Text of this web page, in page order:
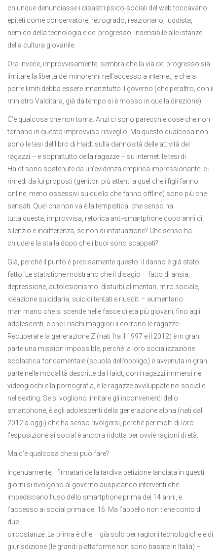
chiunque denunciasse i disastri psico-sociali del web toccavano
epiteti come conservatore, retrogrado, reazionario, luddista,
nemico della tecnologia e del progresso, insensibile alle istanze
della cultura giovanile.
Ora invece, improvvisamente, sembra che la via del progresso sia
limitare la libertà dei minorenni nell’accesso a internet, e che a
porre limiti debba essere innanzitutto il governo (che peraltro, con il
ministro Valditara, già da tempo si è mosso in quella direzione).
C’è qualcosa che non torna. Anzi ci sono parecchie cose che non
tornano in questo improvviso risveglio. Ma questo qualcosa non
sono le tesi del libro di Haidt sulla dannosità delle attività dei
ragazzi – e soprattutto della ragazze – su internet: le tesi di
Haidt sono sostenute da un’evidenza empirica impressionante, e i
rimedi da lui proposti (genitori più attenti a quel che i figli fanno
online, meno ossessivi su quello che fanno offline) sono più che
sensati. Quel che non va è la tempistica: che senso ha
tutta questa, improvvisa, retorica anti-smartphone dopo anni di
silenzio e indifferenza, se non di infatuazione? Che senso ha
chiudere la stalla dopo che i buoi sono scappati?
Già, perché il punto è precisamente questo: il danno è già stato
fatto. Le statistiche mostrano che il disagio – fatto di ansia,
depressione, autolesionismo, disturbi alimentari, ritiro sociale,
ideazione suicidaria, suicidi tentati e riusciti – aumentano
man mano che si scende nelle fasce di età più giovani, fino agli
adolescenti, e che i rischi maggiori li corrono le ragazze.
Recuperare la generazione Z (nati fra il 1997 e il 2012) è in gran
parte una mission impossible, perché la loro socializzazione
scolastica fondamentale (scuola dell’obbligo) è avvenuta in gran
parte nelle modalità descritte da Haidt, con i ragazzi immersi nei
videogiochi e la pornografia, e le ragazze avviluppate nei social e
nel sexting. Se si vogliono limitare gli inconvenienti dello
smartphone, è agli adolescenti della generazione alpha (nati dal
2012 a oggi) che ha senso rivolgersi, perché per molti di loro
l’esposizione ai social è ancora ridotta per ovvie ragioni di età.
Ma c’è qualcosa che si può fare?
Ingenuamente, i firmatari della tardiva petizione lanciata in questi
giorni si rivolgono al governo auspicando interventi che
impediscano l’uso dello smartphone prima dei 14 anni, e
l’accesso ai social prima dei 16. Ma l’appello non tiene conto di
due
circostanze. La prima è che – già solo per ragioni tecnologiche e di
giurisdizione (le grandi piattaforme non sono basate in Italia) –